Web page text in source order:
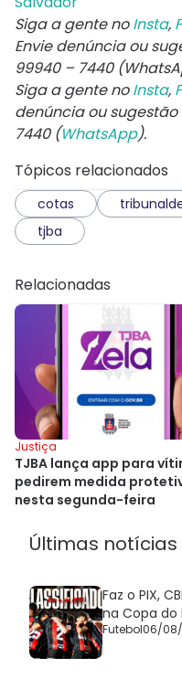
Siga a gente noInsta,
Envie denúncia ou
99940 – 7440
Siga a gente noInsta,
denúncia ou
7440 (WhatsApp).
Tópicos relacionados
cotas
tjba
Relacionadas
Justiça
TJBA lança app para
pedirem medida
nesta segunda-feira
Últimas notícias
Faz o PIX,
na Copa do
Futebol06/